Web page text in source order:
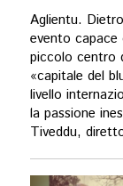
Aglientu.
evento capace
piccolo centro
«capitale del
livello
la passione
Tiveddu,